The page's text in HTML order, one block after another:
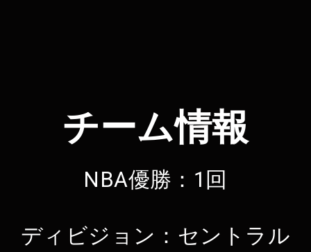
チーム情報
NBA優勝：1回
ディビジョン：セントラル